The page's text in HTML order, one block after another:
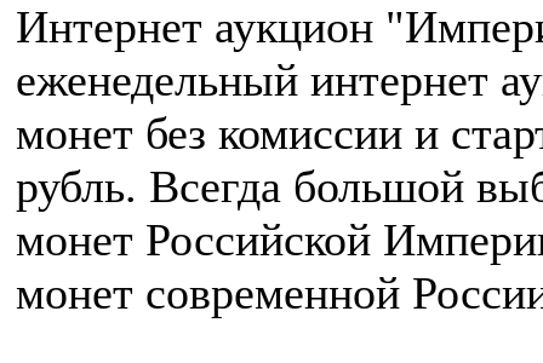
Интернет аукцион
еженедельный интернет
монет без комиссии и
рубль. Всегда большой
монет Российской
монет современной